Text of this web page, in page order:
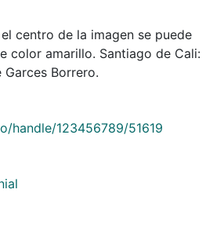
centro de la imagen se puede
color amarillo. Santiago de Cali:
Borrero.
handle/123456789/51619